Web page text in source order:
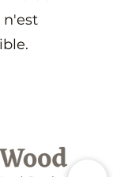
n'est